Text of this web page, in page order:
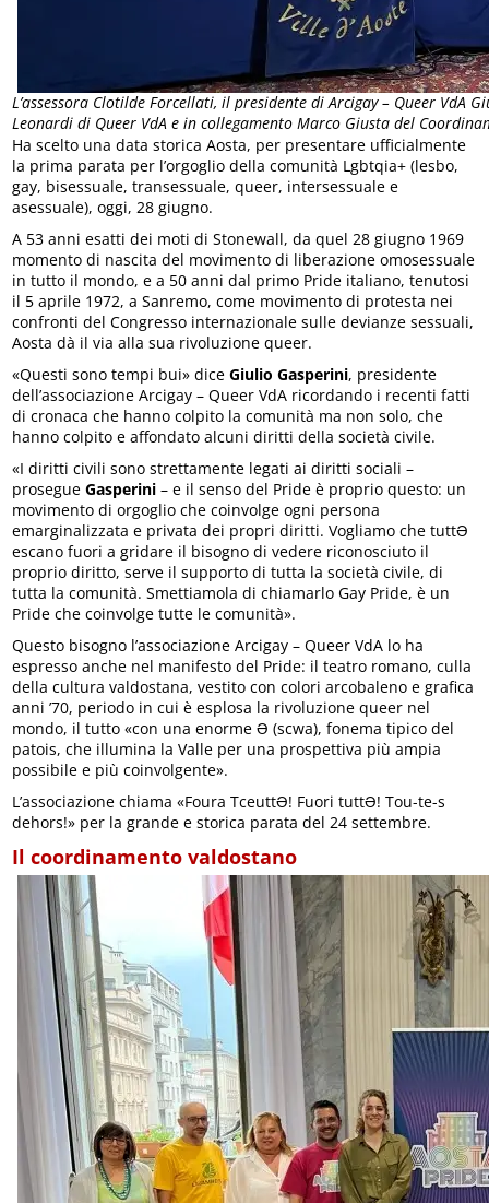
L’assessora Clotilde Forcellati, il presidente di Arcigay – Queer VdA
Leonardi di Queer VdA e in collegamento Marco Giusta del
Ha scelto una data storica Aosta, per presentare ufficialmente
la prima parata per l’orgoglio della comunità Lgbtqia+ (lesbo,
gay, bisessuale, transessuale, queer, intersessuale e
asessuale), oggi, 28 giugno.
A 53 anni esatti dei moti di Stonewall, da quel 28 giugno 1969
momento di nascita del movimento di liberazione omosessuale
in tutto il mondo, e a 50 anni dal primo Pride italiano, tenutosi
il 5 aprile 1972, a Sanremo, come movimento di protesta nei
confronti del Congresso internazionale sulle devianze sessuali,
Aosta dà il via alla sua rivoluzione queer.
«Questi sono tempi bui» diceGiulio Gasperini, presidente
dell’associazione Arcigay – Queer VdA ricordando i recenti fatti
di cronaca che hanno colpito la comunità ma non solo, che
hanno colpito e affondato alcuni diritti della società civile.
«I diritti civili sono strettamente legati ai diritti sociali –
prosegueGasperini – e il senso del Pride è proprio questo: un
movimento di orgoglio che coinvolge ogni persona
emarginalizzata e privata dei propri diritti. Vogliamo che tuttƏ
escano fuori a gridare il bisogno di vedere riconosciuto il
proprio diritto, serve il supporto di tutta la società civile, di
tutta la comunità. Smettiamola di chiamarlo Gay Pride, è un
Pride che coinvolge tutte le comunità».
Questo bisogno l’associazione Arcigay – Queer VdA lo ha
espresso anche nel manifesto del Pride: il teatro romano, culla
della cultura valdostana, vestito con colori arcobaleno e grafica
anni ’70, periodo in cui è esplosa la rivoluzione queer nel
mondo, il tutto «con una enorme Ə (scwa), fonema tipico del
patois, che illumina la Valle per una prospettiva più ampia
possibile e più coinvolgente».
L’associazione chiama «Foura TceuttƏ! Fuori tuttƏ! Tou-te-s
dehors!» per la grande e storica parata del 24 settembre.
Il coordinamento valdostano